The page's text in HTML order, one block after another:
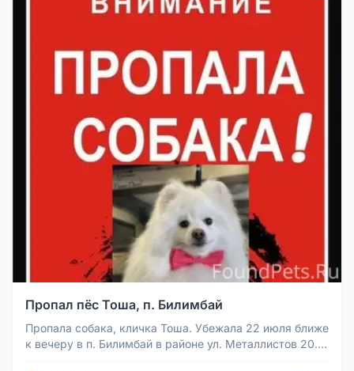
Пропал пёс Тоша, п. Билимбай
Пропала собака, кличка Тоша. Убежала 22 июля ближе
к вечеру в п. Билимбай в районе ул. Металлистов 20.